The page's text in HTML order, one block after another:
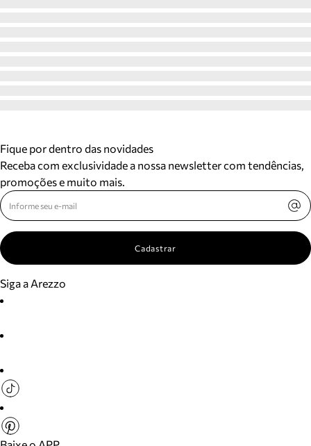
Fique por dentro das novidades
Receba com exclusividade a nossa newsletter com tendências,
promoções e muito mais.
Cadastrar
Siga a Arezzo